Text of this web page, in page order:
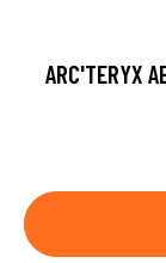
ARC'TERYX